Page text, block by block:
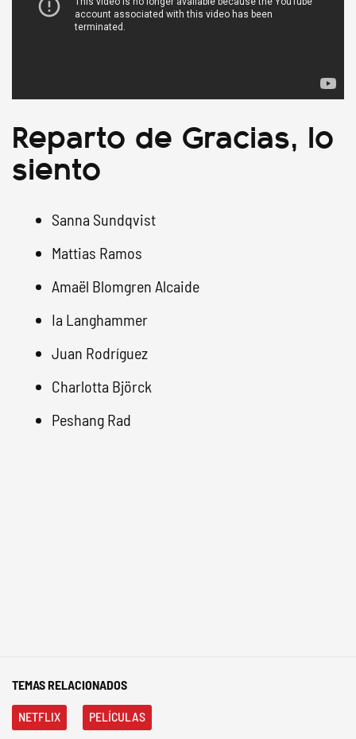
Reparto de Gracias, lo
siento
Sanna Sundqvist
Mattias Ramos
Amaël Blomgren Alcaide
Ia Langhammer
Juan Rodríguez
Charlotta Björck
Peshang Rad
TEMAS RELACIONADOS
NETFLIX PELÍCULAS